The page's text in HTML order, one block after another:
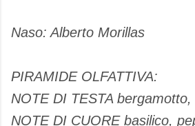
Naso: Alberto Morillas
PIRAMIDE OLFATTIVA:
NOTE DI TESTA
NOTE DI CUORE basilico,